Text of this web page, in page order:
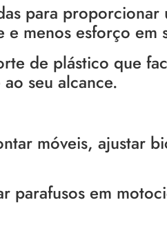
para proporcionar
menos esforço em
de plástico que
seu alcance.
móveis, ajustar
parafusos em